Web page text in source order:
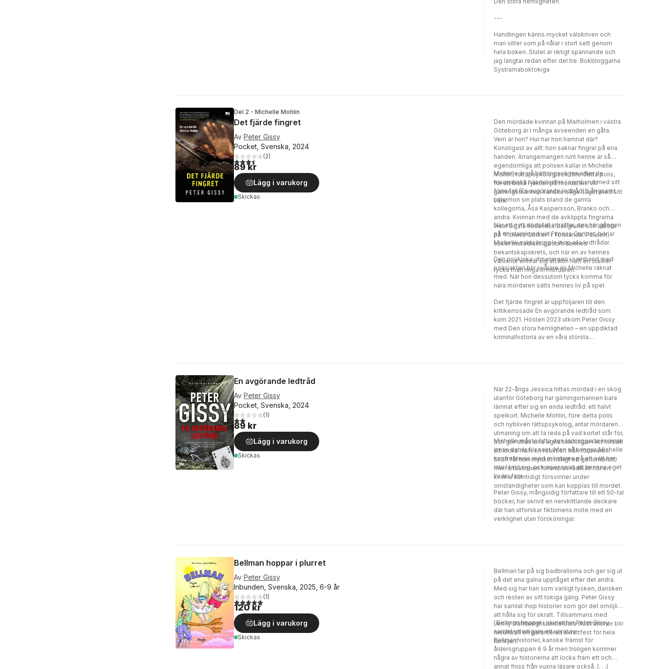
---
Handlingen känns mycket välskriven och
man sitter som på nålar i stort sett genom
hela boken. Slutet är riktigt spännande och
jag längtar redan efter del tre. Bokbloggarna
Systrarnaboktokiga
Del 2 - Michelle Mohlin
Det fjärde fingret
Av Peter Gissy
Pocket, Svenska, 2024
3,5utav 5 stjärnor. Totalt antal röster:
(2)
89 kr
Lägg i varukorg
Skickas
Den mördade kvinnan på Marholmen i västra
Göteborg är i många avseenden en gåta.
Vem är hon? Hur har hon hamnat där?
Konstigast av allt: hon saknar fingrar på ena
handen. Arrangemangen runt henne är så
egendomliga att polisen kallar in Michelle
Mohlin, rättspsykolog och före detta polis,
för att bistå i jakten på mördaren. Vill
gärningsmannen kanske säga något med sitt
verk?
Michelle är på bättringsvägen efter de
traumatiska händelserna i samband med sitt
förra fall (En avgörande ledtråd). Långsamt
hittar hon sin plats bland de gamla
kollegorna, Åsa Kaspersson, Branko och
andra. Kvinnan med de avklippta fingrarna
visar sig ha holländsk bakgrund och arbeta
på ”Fitness Center” i Torslanda. Polisen
söker metodiskt igenom hennes
bekantskapskrets, och när en av hennes
väninnor erinrar sig att hon haft en stalker
tycks man ringa in mördaren.
När ett nytt dödsfall inträffar, den här gången
på en stamkund vid Fitness Centret, börjar
Michelle sakta koppla ihop alla ledtrådar.
Den psykiska utmaningen i samband med
polisjakten blir svårare än Michelle räknat
med. När hon dessutom tycks komma för
nära mördaren sätts hennes liv på spel.
Det fjärde fingret är uppföljaren till den
kritikerrosade En avgörande ledtråd som
kom 2021. Hösten 2023 utkom Peter Gissy
med Den stora hemligheten – en uppdiktad
kriminalhistoria av en våra största
En avgörande ledtråd
Av Peter Gissy
Pocket, Svenska, 2024
2,0utav 5 stjärnor. Totalt antal röster:
(1)
89 kr
Lägg i varukorg
Skickas
När 22-åriga Jessica hittas mördad i en skog
utanför Göteborg har gärningsmannen bara
lämnat efter sig en enda ledtråd: ett halvt
spelkort. Michelle Mohlin, före detta polis
och nybliven rättspsykolog, antar mördarens
utmaning om att ta reda på vad kortet står för,
och gör strax sina egna tolkningar i ett försök
att locka fram en reaktion från förövaren.
Snart får hon mycket riktigt ett genombrott,
men situationen förändras radikalt när en
kvinna samtidigt försvinner under
omständigheter som kan kopplas till mordet.
Michelle måste hitta den kidnappade kvinnan
innan det är för sent. Men så tvingas Michelle
konfronteras med mördaren på ett sätt hon
inte tänkt sig, och inser snart att hennes eget
liv är i fara.
Peter Gissy, mångsidig författare till ett 50-tal
böcker, har skrivit en nervkittlande deckare
där han utforskar fiktionens möte med en
verklighet utan försköningar.
Bellman hoppar i plurret
Av Peter Gissy
Inbunden, Svenska, 2025, 6-9 år
5,0utav 5 stjärnor. Totalt antal röster:
(1)
120 kr
Lägg i varukorg
Skickas
Bellman tar på sig badbrallorna och ger sig ut
på det ena galna upptåget efter det andra.
Med sig har han som vanligt tysken, dansken
och resten av sitt tokiga gäng. Peter Gissy
har samlat ihop historier som gör det omöjligt
att hålla sig för skratt. Tillsammans med
Jenny Dahlberghs underbara illustrationer blir
resultatet en garanterad skrattfest för hela
familjen.
I Bellman hoppar i plurret har Peter Gissy
samlat ytterligare ett urval av
Bellmanhistorier, kanske främst för
åldersgruppen 6 9 år men troligen kommer
några av historierna att locka fram ett och
annat fniss från vuxna läsare också. (. . .)